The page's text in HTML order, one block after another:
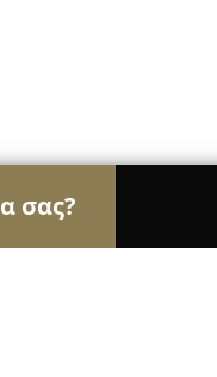
σας?